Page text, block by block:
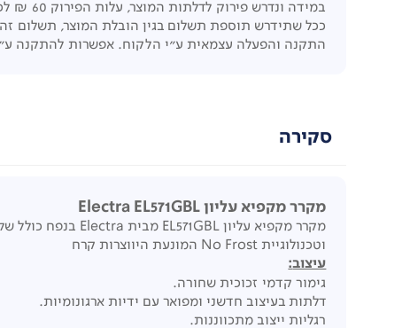
במידה ונדרש פירוק לדלתות המוצר, עלות הפירוק 60 ₪ לכל דלת.
ככל שתידרש תוספת תשלום בגין הובלת המוצר, תשלום
התקנה והפעלה עצמאית ע"י הלקוח. אפשרות להתקנה ע"י
סקירה
מקרר מקפיא עליון Electra EL571GBL
מקרר מקפיא עליון EL571GBL מבית Electra בנפח כולל של 571 ליטר נטו,
וטכנולוגיית No Frost המונעת היווצרות קרח
עיצוב:
גימור קדמי זכוכית שחורה.
דלתות בעיצוב חדשני ומפואר עם ידיות ארגונומיות.
רגליות ייצוב מתכווננות.